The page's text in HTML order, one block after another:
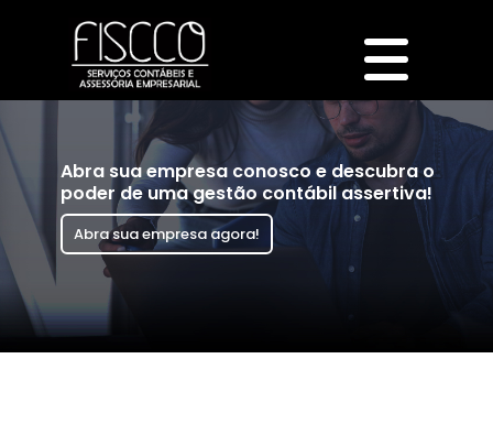
Abra sua empresa conosco e descubra o
poder de uma gestão contábil assertiva!
Abra sua empresa agora!